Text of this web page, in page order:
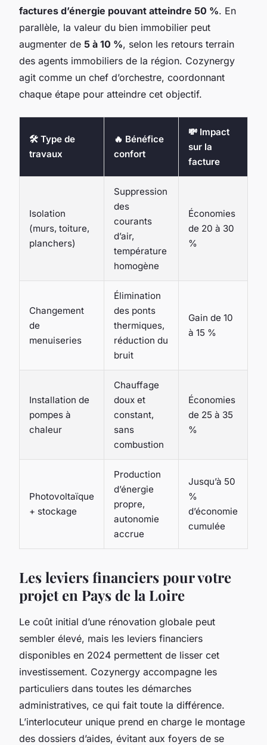
factures d’énergie pouvant atteindre 50 %. En
parallèle, la valeur du bien immobilier peut
augmenter de 5 à 10 %, selon les retours terrain
des agents immobiliers de la région. Cozynergy
agit comme un chef d’orchestre, coordonnant
chaque étape pour atteindre cet objectif.
🛠️ Type de
travaux
🔥 Bénéfice
confort
💸 Impact
sur la
facture
Isolation
(murs, toiture,
planchers)
Suppression
des
courants
d’air,
température
homogène
Économies
de 20 à 30
%
Changement
de
menuiseries
Élimination
des ponts
thermiques,
réduction du
bruit
Gain de 10
à 15 %
Installation de
pompes à
chaleur
Chauffage
doux et
constant,
sans
combustion
Économies
de 25 à 35
%
Photovoltaïque
+ stockage
Production
d’énergie
propre,
autonomie
accrue
Jusqu’à 50
%
d’économie
cumulée
Les leviers financiers pour votre
projet en Pays de la Loire
Le coût initial d’une rénovation globale peut
sembler élevé, mais les leviers financiers
disponibles en 2024 permettent de lisser cet
investissement. Cozynergy accompagne les
particuliers dans toutes les démarches
administratives, ce qui fait toute la différence.
L’interlocuteur unique prend en charge le montage
des dossiers d’aides, évitant aux foyers de se